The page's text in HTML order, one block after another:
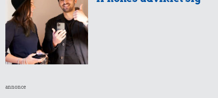
0,19 kr.
Tyggegummi
annonce